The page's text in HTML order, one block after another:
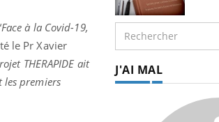
Face à la Covid-19,
le Pr Xavier
THERAPIDE ait
les premiers
J'AI MAL